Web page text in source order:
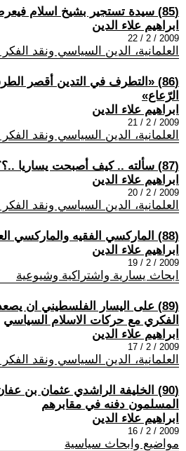
(85) سيدة تستجير بشيخ اسلام فيعرض عليها الزواج
ابراهيم علاء الدين
2009 / 2 / 22
العلمانية، الدين السياسي ونقد الفكر
(86) «التطرف في التدين أقصر
الرّعاع»
ابراهيم علاء الدين
2009 / 2 / 21
العلمانية، الدين السياسي ونقد الفكر
(87) سألته .. كيف أصبحت يساريا ..؟؟
ابراهيم علاء الدين
2009 / 2 / 20
العلمانية، الدين السياسي ونقد الفكر
(88) الماركسي الفقيه والماركسي العملي
ابراهيم علاء الدين
2009 / 2 / 19
ابحاث يسارية واشتراكية وشيوعية
(89) على اليسار الفلسطيني ان
الفكري مع حركات الاسلام السياسي
ابراهيم علاء الدين
2009 / 2 / 17
العلمانية، الدين السياسي ونقد الفكر
(90) الخليفة الراشدي عثمان بن
المسلمون دفنه في مقابرهم
ابراهيم علاء الدين
2009 / 2 / 16
مواضيع وابحاث سياسية